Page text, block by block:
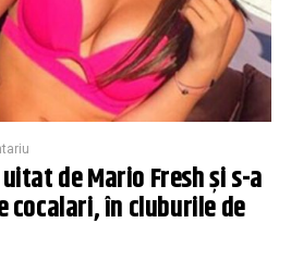
de Mario Fresh și s-a
în cluburile de